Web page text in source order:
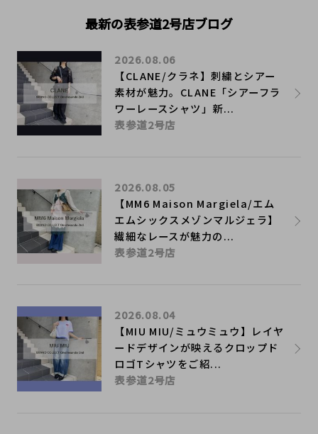
最新の表参道2号店ブログ
【CLANE/クラネ】刺繍とシアー
素材が魅力。CLANE「シアーフラ
ワーレースシャツ」新...
2026.08.06
表参道2号店
【MM6 Maison Margiela/エム
エムシックスメゾンマルジェラ】
繊細なレースが魅力の...
2026.08.05
表参道2号店
【MIU MIU/ミュウミュウ】レイヤ
ードデザインが映えるクロップド
ロゴTシャツをご紹...
2026.08.04
表参道2号店